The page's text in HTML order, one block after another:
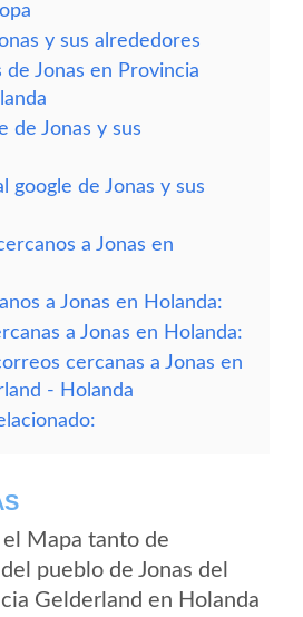
y sus alrededores
Jonas en Provincia
de Jonas y sus
google de Jonas y sus
a Jonas en
a Jonas en Holanda:
a Jonas en Holanda:
cercanas a Jonas en
- Holanda
Mapa tanto de
pueblo de Jonas del
Gelderland en Holanda